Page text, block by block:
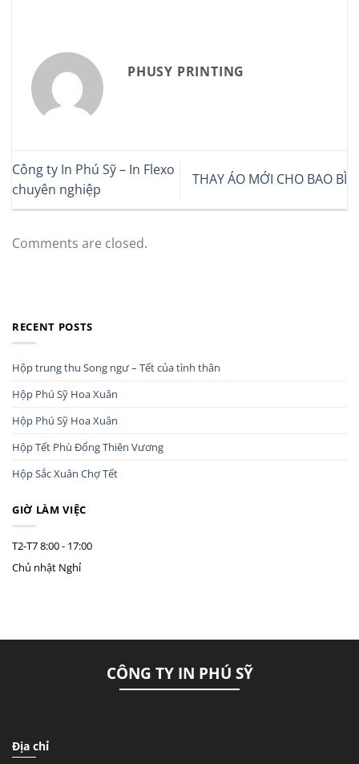
PHUSY PRINTING
Công ty In Phú Sỹ – In Flexo
chuyên nghiệp
THAY ÁO MỚI CHO BAO BÌ
Comments are closed.
RECENT POSTS
Hộp trung thu Song ngư – Tết của tình thân
Hộp Phú Sỹ Hoa Xuân
Hộp Phú Sỹ Hoa Xuân
Hộp Tết Phù Đổng Thiên Vương
Hộp Sắc Xuân Chợ Tết
GIỜ LÀM VIỆC
T2-T78:00 - 17:00
Chủ nhật Nghỉ
CÔNG TY IN PHÚ SỸ
Địa chỉ